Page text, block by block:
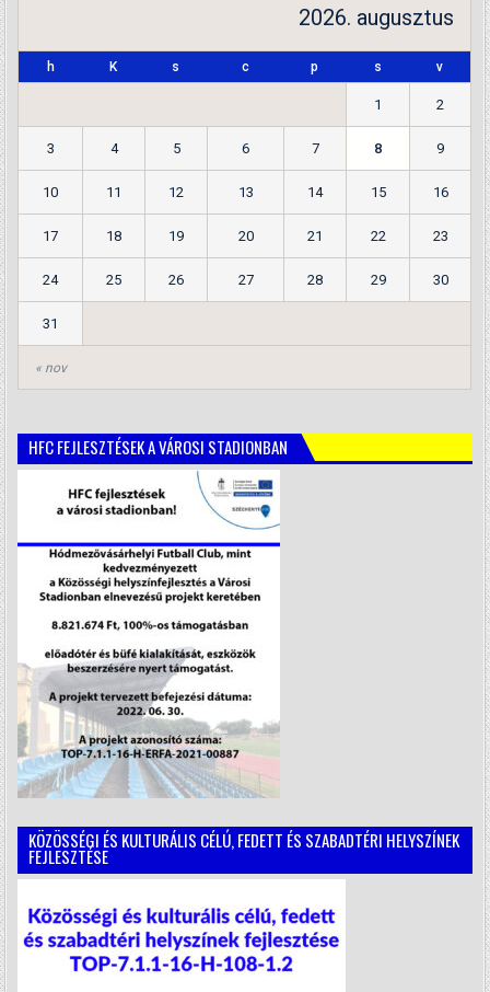
2026. augusztus
h K s c p s v
« nov
1 2
3 4 5 6 7 8 9
10 11 12 13 14 15 16
17 18 19 20 21 22 23
24 25 26 27 28 29 30
31
HFC FEJLESZTÉSEK A VÁROSI STADIONBAN
KÖZÖSSÉGI ÉS KULTURÁLIS CÉLÚ, FEDETT ÉS SZABADTÉRI HELYSZÍNEK
FEJLESZTÉSE